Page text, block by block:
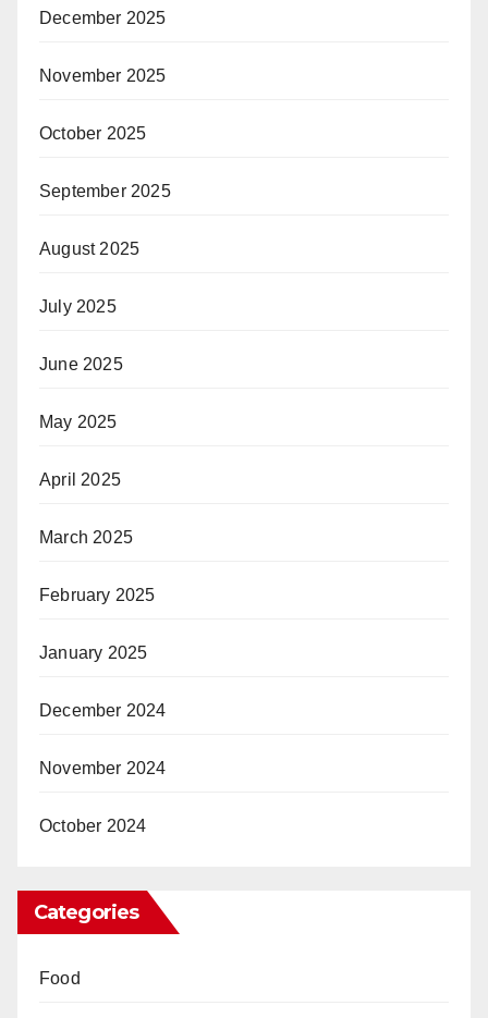
December 2025
November 2025
October 2025
September 2025
August 2025
July 2025
June 2025
May 2025
April 2025
March 2025
February 2025
January 2025
December 2024
November 2024
October 2024
Categories
Food